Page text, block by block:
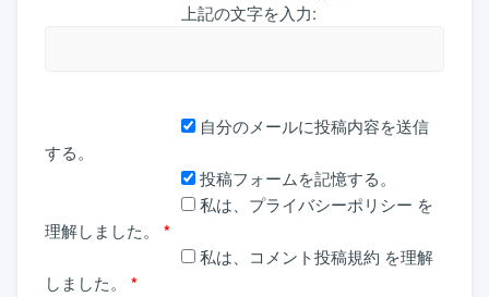
上記の文字を入力:
自分のメールに投稿内容を送信
する。
投稿フォームを記憶する。
私は、 プライバシーポリシー を
理解しました。
*
私は、 コメント投稿規約 を理解
しました。
*